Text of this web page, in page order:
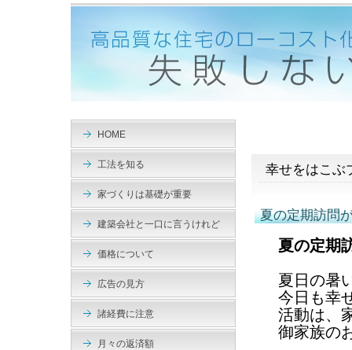
幸せをはこぶ
夏の定期訪問
夏の定期
夏日の暑
今日も幸
活動は、
御家族の
HOME
工法を知る
家づくりは基礎が重要
建築会社と一口に言うけれど
価格について
広告の見方
諸経費に注意
月々の返済額